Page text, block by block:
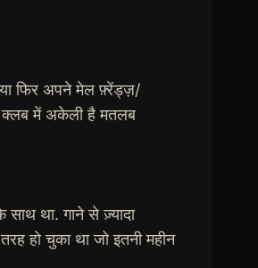
फिर अपने मेल फ़्रेंड्ज़/
क्लब में अकेली है मतलब
था. गाने से ज़्यादा
हो चुका था जो इतनी महीन